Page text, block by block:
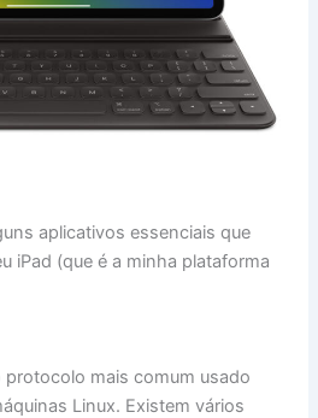
aplicativos essenciais que
iPad (que é a minha plataforma
protocolo mais comum usado
Linux. Existem vários